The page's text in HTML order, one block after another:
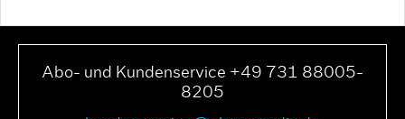
Abo- und Kundenservice +49 731 88005-
8205